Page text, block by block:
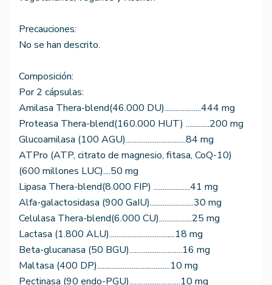
Precauciones:
No se han descrito.
Composición:
Por 2 cápsulas:
Amilasa Thera-blend(46.000 DU)....................444 mg
Proteasa Thera-blend(160.000 HUT) .............200 mg
Glucoamilasa (100 AGU).................................84 mg
ATPro (ATP, citrato de magnesio, fitasa, CoQ-10)
(600 millones LUC)....50 mg
Lipasa Thera-blend(8.000 FIP) ....................41 mg
Alfa-galactosidasa (900 GaIU)........................30 mg
Celulasa Thera-blend(6.000 CU)..................25 mg
Lactasa (1.800 ALU)....................................18 mg
Beta-glucanasa (50 BGU).............................16 mg
Maltasa (400 DP)........................................10 mg
Pectinasa (90 endo-PGU)............................10 mg